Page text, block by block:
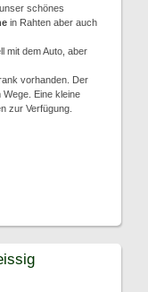
schönes
in Rahten aber auch
mit dem Auto, aber
vorhanden. Der
Eine kleine
zur Verfügung.